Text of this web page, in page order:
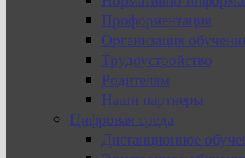
Профориентация
Организация
Трудоустройство
Родителям
Наши партнеры
Цифровая среда
Дистанционное